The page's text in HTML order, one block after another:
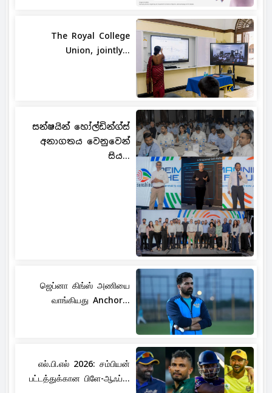
The Royal College
Union, jointly...
සන්ෂයින් හෝල්ඩින්ග්ස්
අනාගතය වෙනුවෙන්
සිය...
ஜெப்னா கிங்ஸ் அணியை
வாங்கியது Anchor...
எல்.பி.எல் 2026: சம்பியன்
பட்டத்துக்கான பிளே-ஆஃப்...